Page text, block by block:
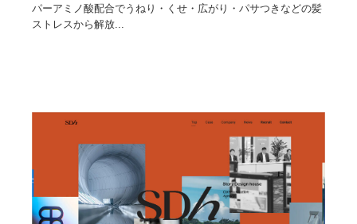
パーアミノ酸配合でうねり・くせ・広がり・パサつきなどの髪
ストレスから解放...